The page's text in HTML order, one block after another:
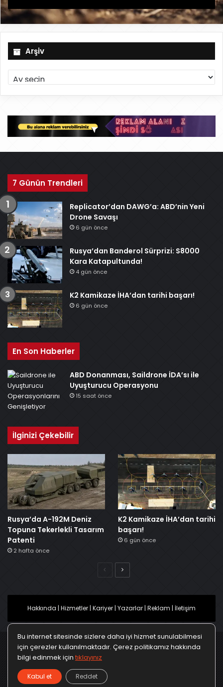
Arşiv
r
ş
v
7 Günün Trendleri
Replicator’dan DAWG’a: ABD’nin Yeni
Drone Savaşı
6 gün önce
Rusya’dan Banderol Sürprizi: S8000
Kara Katapultunda!
4 gün önce
K2 Kamikaze İHA’dan tarihi başarı!
6 gün önce
En Son Haberler
ABD Donanması, Saildrone İDA’sı ile
Uyuşturucu Operasyonu
15 saat önce
İlginizi Çekebilir
Rusya’da A-192M Deniz
Topuna Tekerlekli Tasarım
Patenti
2 hafta önce
K2 Kamikaze İHA’dan tarihi
başarı!
6 gün önce
ÖncekiSonraki
Hakkında | Hizmetler | Kariyer | Yazarlar | Reklam | İletişim
Ana Sayfa Gizlilik Politikası
Kullanım Koşulları
KVKK Politikası
Bu internet sitesinde sizlere daha iyi hizmet sunulabilmesi
için çerezler kullanılmaktadır. Çerez politikamız hakkında
bilgi edinmek için tıklayınız
Kabul et Reddet